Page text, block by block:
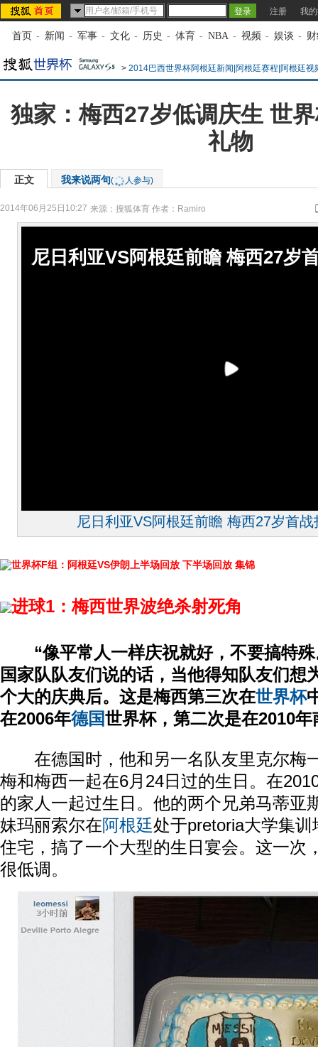
注册 我
首页 - 新闻 - 军事 - 文化 - 历史 - 体育 - NBA - 视频 - 娱谈 -
> 2014巴西世界杯阿根廷新闻|阿根廷赛程|阿根廷视
独家：梅西27岁低调庆生 世
礼物
正文 我来说两句( 人参与)
2014年06月25日10:27 来源： 搜狐体育 作者：Ramiro
尼日利亚VS阿根廷前瞻 梅西27岁
尼日利亚VS阿根廷前瞻 梅西27岁首
世界杯F组：阿根廷VS伊朗上半场回放 下半场回放 集锦
进球1：梅西世界波绝杀射死角
“像平常人一样庆祝就好，不要搞特殊
国家队队友们说的话，当他得知队友们想
个大的庆典后。这是梅西第三次在世界杯
在2006年德国世界杯，第二次是在2010
在德国时，他和另一名队友里克尔梅
梅和梅西一起在6月24日过的生日。在
的家人一起过生日。他的两个兄弟马蒂亚
妹玛丽索尔在阿根廷处于pretoria大学集
住宅，搞了一个大型的生日宴会。这一次
很低调。